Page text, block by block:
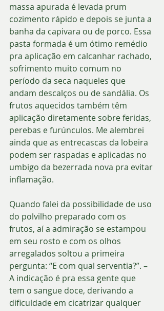
massa apurada é levada prum
cozimento rápido e depois se junta a
banha da capivara ou de porco. Essa
pasta formada é um ótimo remédio
pra aplicação em calcanhar rachado,
sofrimento muito comum no
período da seca naqueles que
andam descalços ou de sandália. Os
frutos aquecidos também têm
aplicação diretamente sobre feridas,
perebas e furúnculos. Me alembrei
ainda que as entrecascas da lobeira
podem ser raspadas e aplicadas no
umbigo da bezerrada nova pra evitar
inflamação.
Quando falei da possibilidade de uso
do polvilho preparado com os
frutos, aí a admiração se estampou
em seu rosto e com os olhos
arregalados soltou a primeira
pergunta: “E com qual serventia?”. –
A indicação é pra essa gente que
tem o sangue doce, derivando a
dificuldade em cicatrizar qualquer